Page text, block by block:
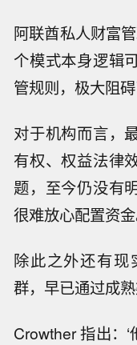
阿联酋私人财富
个模式本身逻辑
管规则，极大阻
对于机构而言，
有权、权益法律
题，至今仍没有
很难放心配置资金
除此之外还有现
群，早已通过成
Crowther 指出：